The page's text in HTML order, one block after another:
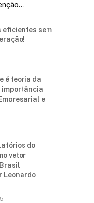
eficientes sem
é teoria da
importância
e
do
vetor
Leonardo